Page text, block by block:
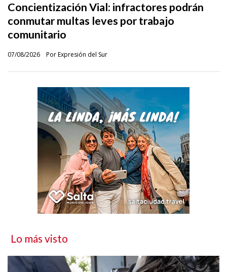
Concientización Vial: infractores podrán
conmutar multas leves por trabajo
comunitario
Por Expresión del Sur
07/08/2026
Lo más visto